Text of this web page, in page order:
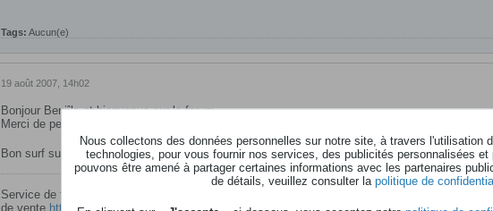
Tags: Aucun(e)
19 août 2007, 14h02
Bonjour Benjîle et bienvenue sur le forum.
Merci de penser à lire la charte, remplir ton profil et mettre un avatar, cela fait partie des régles
Bon surf sur audiokeys
Service de formation en ligne par visio conférence Montage M, Montage, MODX’s Série CK
de vente https://www.moessieurs.com/webinar-fr.html
Nous collectons des données personnelles sur notre site, à travers l'utilisation
technologies, pour vous fournir nos services, des publicités personnalisées
pouvons être amené à partager certaines informations avec les partenaires
de détails, veuillez consulter la politique de